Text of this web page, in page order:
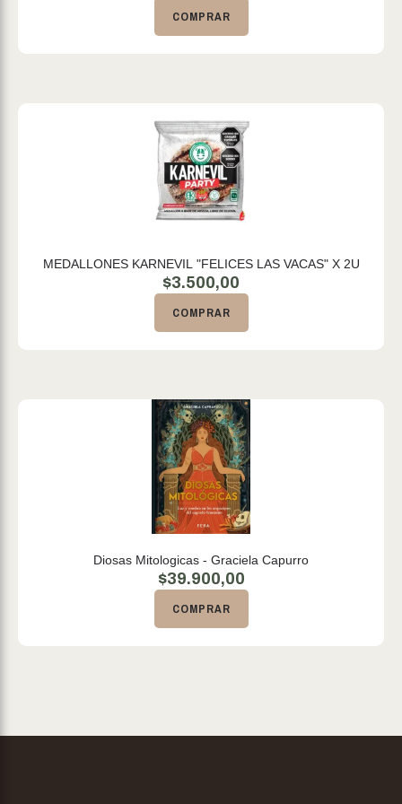
COMPRAR
MEDALLONES KARNEVIL "FELICES LAS VACAS" X 2U
$3.500,00
COMPRAR
Diosas Mitologicas - Graciela Capurro
$39.900,00
COMPRAR